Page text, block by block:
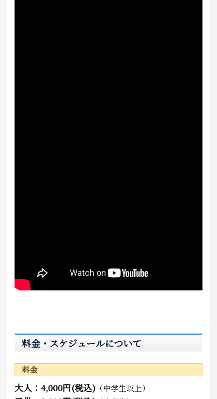
料金・スケジュールについて
料金
大人：4,000円(税込) （中学生以上）